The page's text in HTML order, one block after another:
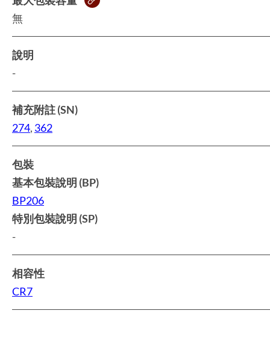
無
說明
-
補充附註 (SN)
274, 362
包裝
基本包裝說明 (BP)
BP206
特別包裝說明 (SP)
-
相容性
CR7